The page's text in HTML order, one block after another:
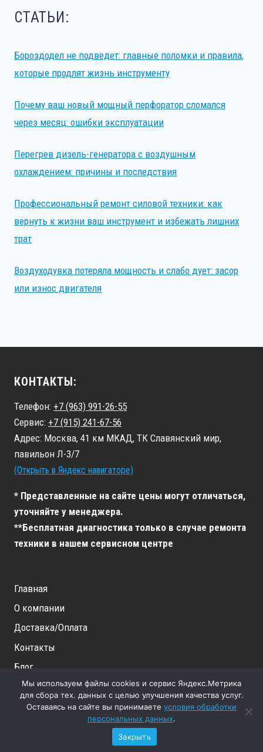
СТАТЬИ:
Бороздодел не подведет: главные поломки и правила,
которые продлят жизнь инструменту
Почему ваш новый мощный перфоратор сломался
через месяц: ошибки эксплуатации
Перегрев дизель-генератора с воздушным
охлаждением: причины и последствия
Профессиональный ремонт силовой техники: как
вернуть к жизни ваш инструмент и избежать лишних
трат
Воздуходувка потеряла мощность и слабо дует: засор
или износ двигателя
КОНТАКТЫ:
Телефон: +7 (963) 991-26-55
Сервис: +7 (915) 241-67-56
Адрес: Москва, 41 км МКАД, ТК Славянский мир,
павильон Л-3/7
(Открыть в Яндекс навигаторе)
* Представленные на сайте цены могут отличаться,
уточняйте у менеджера.
**Бесплатная диагностика только в случае ремонта
техники в нашем сервисном центре
Главная
О компании
Доставка/Оплата
Контакты
Блог
Вакансии
Мы используем файлы cookies и сервис Яндекс.Метрика
для сбора тех. данных с целью улучшения качества услуг.
Оставаясь на сайте вы принимаете условия обработки
персональных данных.
Закрыть